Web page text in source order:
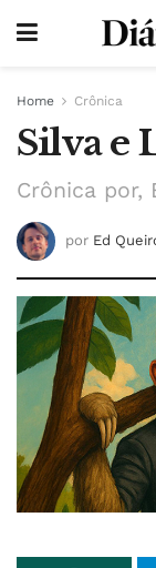
Home Crônica
Silva e
Crônica por,
por Ed